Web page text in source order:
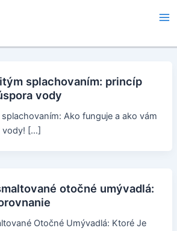
splachovaním: princíp
vody
Ako funguje a ako vám
vody! […]
otočné umývadlá:
Otočné Umývadlá: Ktoré Je